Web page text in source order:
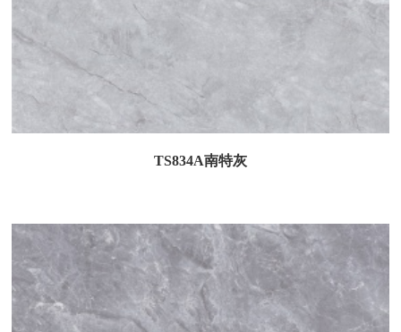
TS834A南特灰